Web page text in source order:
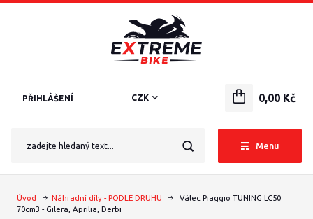
Menu
CZK
PŘIHLÁŠENÍ 0,00 Kč
Úvod Náhradní díly - PODLE DRUHU
Válec Piaggio TUNING LC50
70cm3 - Gilera, Aprilia, Derbi